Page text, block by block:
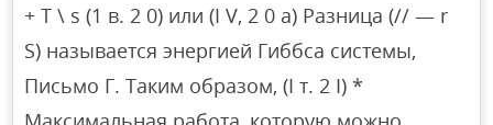
+ T \ s (1 в. 2 0) или (I V, 2 0 а) Разница (// — r
S) называется энергией Гиббса системы,
Письмо Г. Таким образом, (I т. 2 I) *